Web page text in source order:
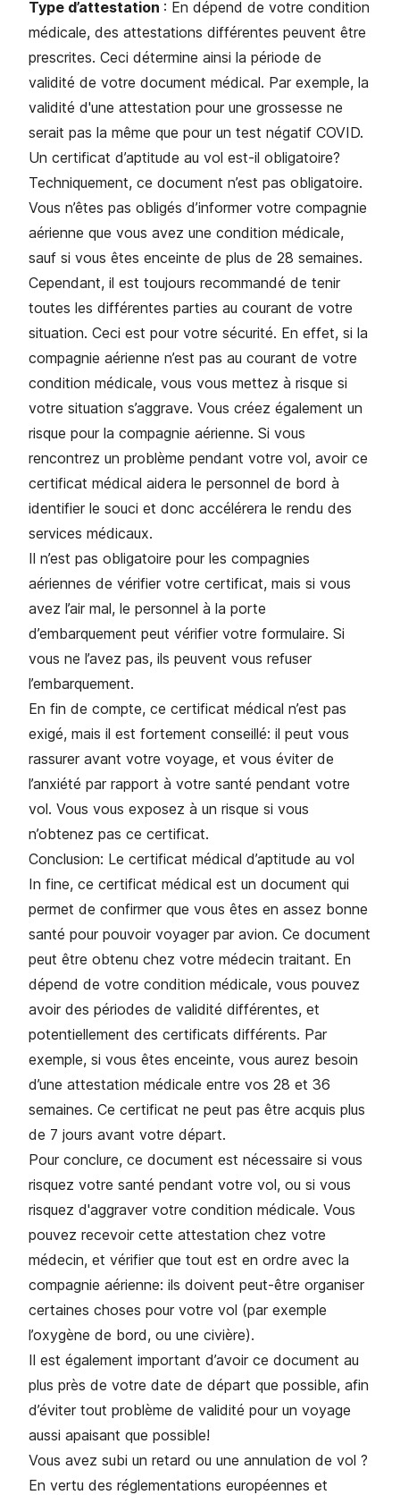
Type d’attestation : En dépend de votre condition
médicale, des attestations différentes peuvent être
prescrites. Ceci détermine ainsi la période de
validité de votre document médical. Par exemple, la
validité d'une attestation pour une grossesse ne
serait pas la même que pour un test négatif COVID.
Un certificat d’aptitude au vol est-il obligatoire?
Techniquement, ce document n’est pas obligatoire.
Vous n’êtes pas obligés d’informer votre compagnie
aérienne que vous avez une condition médicale,
sauf si vous êtes enceinte de plus de 28 semaines.
Cependant, il est toujours recommandé de tenir
toutes les différentes parties au courant de votre
situation. Ceci est pour votre sécurité. En effet, si la
compagnie aérienne n’est pas au courant de votre
condition médicale, vous vous mettez à risque si
votre situation s’aggrave. Vous créez également un
risque pour la compagnie aérienne. Si vous
rencontrez un problème pendant votre vol, avoir ce
certificat médical aidera le personnel de bord à
identifier le souci et donc accélérera le rendu des
services médicaux.
Il n’est pas obligatoire pour les compagnies
aériennes de vérifier votre certificat, mais si vous
avez l’air mal, le personnel à la porte
d’embarquement peut vérifier votre formulaire. Si
vous ne l’avez pas, ils peuvent vous refuser
l’embarquement.
En fin de compte, ce certificat médical n’est pas
exigé, mais il est fortement conseillé: il peut vous
rassurer avant votre voyage, et vous éviter de
l’anxiété par rapport à votre santé pendant votre
vol. Vous vous exposez à un risque si vous
n’obtenez pas ce certificat.
Conclusion: Le certificat médical d’aptitude au vol
In fine, ce certificat médical est un document qui
permet de confirmer que vous êtes en assez bonne
santé pour pouvoir voyager par avion. Ce document
peut être obtenu chez votre médecin traitant. En
dépend de votre condition médicale, vous pouvez
avoir des périodes de validité différentes, et
potentiellement des certificats différents. Par
exemple, si vous êtes enceinte, vous aurez besoin
d’une attestation médicale entre vos 28 et 36
semaines. Ce certificat ne peut pas être acquis plus
de 7 jours avant votre départ.
Pour conclure, ce document est nécessaire si vous
risquez votre santé pendant votre vol, ou si vous
risquez d'aggraver votre condition médicale. Vous
pouvez recevoir cette attestation chez votre
médecin, et vérifier que tout est en ordre avec la
compagnie aérienne: ils doivent peut-être organiser
certaines choses pour votre vol (par exemple
l’oxygène de bord, ou une civière).
Il est également important d’avoir ce document au
plus près de votre date de départ que possible, afin
d’éviter tout problème de validité pour un voyage
aussi apaisant que possible!
Vous avez subi un retard ou une annulation de vol ?
En vertu des réglementations européennes et